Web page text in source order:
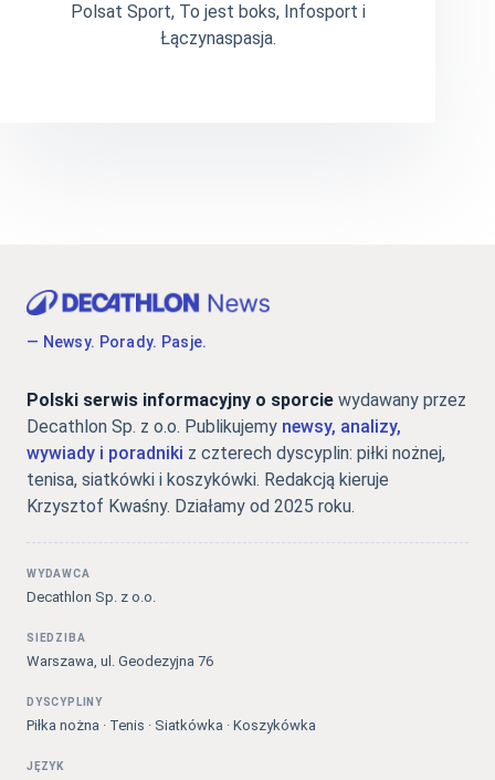
Polsat Sport, To jest boks, Infosport i
Łączynaspasja.
— Newsy. Porady. Pasje.
Polski serwis informacyjny o sporcie wydawany przez
Decathlon Sp. z o.o. Publikujemy newsy, analizy,
wywiady i poradniki z czterech dyscyplin: piłki nożnej,
tenisa, siatkówki i koszykówki. Redakcją kieruje
Krzysztof Kwaśny. Działamy od 2025 roku.
WYDAWCA
Decathlon Sp. z o.o.
SIEDZIBA
Warszawa, ul. Geodezyjna 76
DYSCYPLINY
Piłka nożna · Tenis · Siatkówka · Koszykówka
JĘZYK